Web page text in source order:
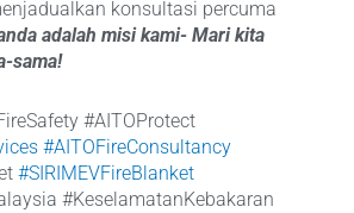
konsultasi percuma
adalah misi kami- Mari kita
sama!
#AITOProtect
#AITOFireConsultancy
#SIRIMEVFireBlanket
#KeselamatanKebakaran